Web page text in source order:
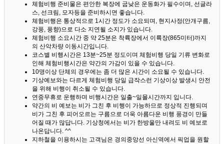
체험비행 준비물은 편안한 복장에 굽낮은 운동화가 필수이며, 선글라
스, 선크림, 모자등을 준비하시면 좋습니다.
체험비행은 통상적으로 1시간 정도가 소요되며, 현지사정(안개구름,
강풍, 풍향)으로 다소 지연될 소지가 있습니다.
체험비행 소요시간 중 약 25분은 착륙장에서 이륙장(865미터)까지
의 산악차량 이동시간입니다.
코스별 비행시간은 13분~25분 정도이며 체험비행 당일 기류 변화로
인해 체험비행시간은 약간의 가감이 있을 수 있습니다.
10명이상 단체의 경우에는 좀 더 많은 시간이 소요될 수 있습니다.
기상예보와는 다르게 체험비행 당일 급작스런 기상이상 발생시 안전
을 위해 비행이 취소될 수 있습니다.
연중무휴로 운행하며 비행시간은 일출~일몰시간까지 입니다.
약간의 비 예보는 비가 그친 후 비행이 가능하므로 정상적 진행되며
비가 그친 후 피어오르는 구름으로 더욱 아름다운 비행 풍경이 만들
어질 때가 많답니다. 기상청에서는 비가 한방울만 내려도 비 예보로
나온답니다. ^^
지하철을 이용하시는 고객님은 경의중앙선 아신역에서 픽업을 원할